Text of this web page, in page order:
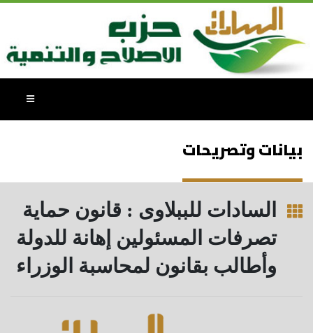
بيانات وتصريحات
السادات للببلاوى : قانون حماية
تصرفات المسئولين إهانة للدولة
وأطالب بقانون لمحاسبة الوزراء